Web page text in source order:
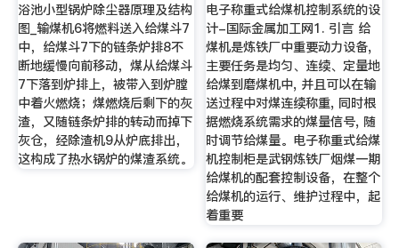
浴池小型锅炉除尘器原理及结构
图_输煤机6将燃料送入给煤斗7
中，给煤斗7下的链条炉排8不
断地缓慢向前移动，煤从给煤斗
7下落到炉排上，被带入到炉膛
中着火燃烧；煤燃烧后剩下的灰
渣，又随链条炉排的转动而掉下
灰仓，经除渣机9从炉底排出，
这构成了热水锅炉的煤渣系统。
电子称重式给煤机控制系统的设
计-国际金属加工网1. 引言 给
煤机是炼铁厂中重要动力设备,
主要任务是均匀、连续、定量地
给煤到磨煤机中, 并且可以在输
送过程中对煤连续称重, 同时根
据燃烧系统需求的煤量信号, 随
时调节给煤量。电子称重式给煤
机控制柜是武钢炼铁厂烟煤一期
给煤机的配套控制设备，在整个
给煤机的运行、维护过程中，起
着重要